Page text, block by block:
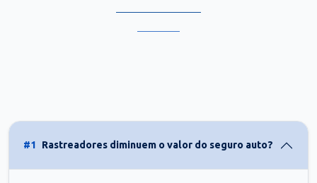
#1 Rastreadores diminuem o valor do seguro auto?